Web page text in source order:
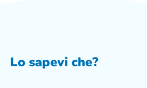
Lo sapevi che?